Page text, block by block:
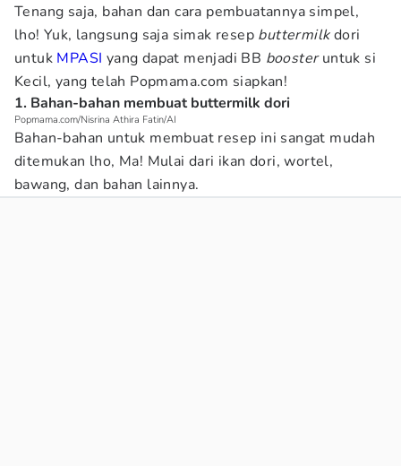
Tenang saja, bahan dan cara pembuatannya simpel,
lho! Yuk, langsung saja simak resep buttermilkdori
untuk MPASI yang dapat menjadi BB boosteruntuk si
Kecil, yang telah Popmama.com siapkan!
1. Bahan-bahan membuat buttermilk dori
Popmama.com/Nisrina Athira Fatin/AI
Bahan-bahan untuk membuat resep ini sangat mudah
ditemukan lho, Ma! Mulai dari ikan dori, wortel,
bawang, dan bahan lainnya.